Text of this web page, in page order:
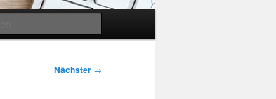
Nächster →